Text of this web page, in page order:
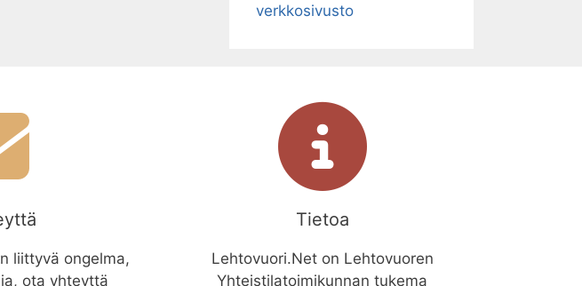
verkkosivusto
liittyvä ongelma,
ota yhteyttä
Tietoa
Lehtovuori.Net on Lehtovuoren
Yhteistilatoimikunnan tukema